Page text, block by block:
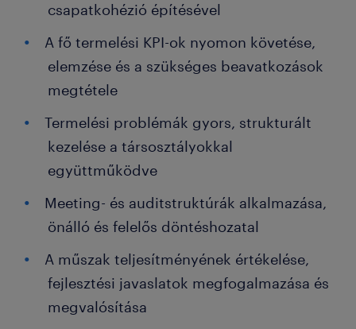
csapatkohézió építésével
A fő termelési KPI-ok nyomon követése,
elemzése és a szükséges beavatkozások
megtétele
Termelési problémák gyors, strukturált
kezelése a társosztályokkal
együttműködve
Meeting- és auditstruktúrák alkalmazása,
önálló és felelős döntéshozatal
A műszak teljesítményének értékelése,
fejlesztési javaslatok megfogalmazása és
megvalósítása